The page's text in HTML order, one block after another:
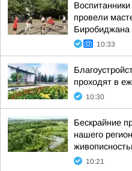
провели
Биробиджана
10:33
проходят в
10:30
Бескрайние
нашего
10:21